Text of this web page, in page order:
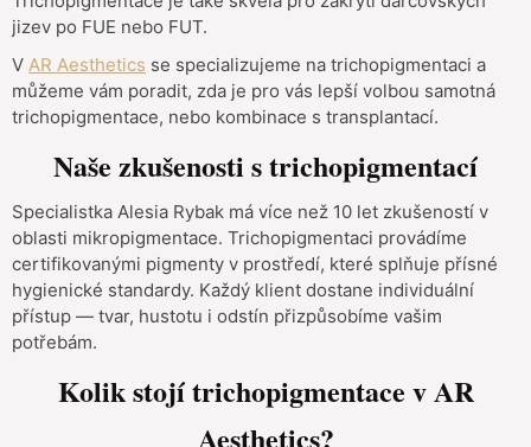
jizev po FUE nebo FUT.
V AR Aesthetics se specializujeme na trichopigmentaci a
můžeme vám poradit, zda je pro vás lepší volbou samotná
trichopigmentace, nebo kombinace s transplantací.
Naše zkušenosti s trichopigmentací
Specialistka Alesia Rybak má více než 10 let zkušeností v
oblasti mikropigmentace. Trichopigmentaci provádíme
certifikovanými pigmenty v prostředí, které splňuje přísné
hygienické standardy. Každý klient dostane individuální
přístup — tvar, hustotu i odstín přizpůsobíme vašim
potřebám.
Kolik stojí trichopigmentace v AR
Aesthetics?